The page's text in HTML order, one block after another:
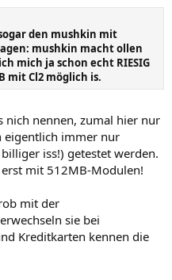
den mushkin mit
mushkin macht ollen
mich ja schon echt RIESIG
mit Cl2 möglich is.
nich nennen, zumal hier nur
eigentlich immer nur
iss!) getestet werden.
mit 512MB-Modulen!
mit der
sie bei
Kreditkarten kennen die